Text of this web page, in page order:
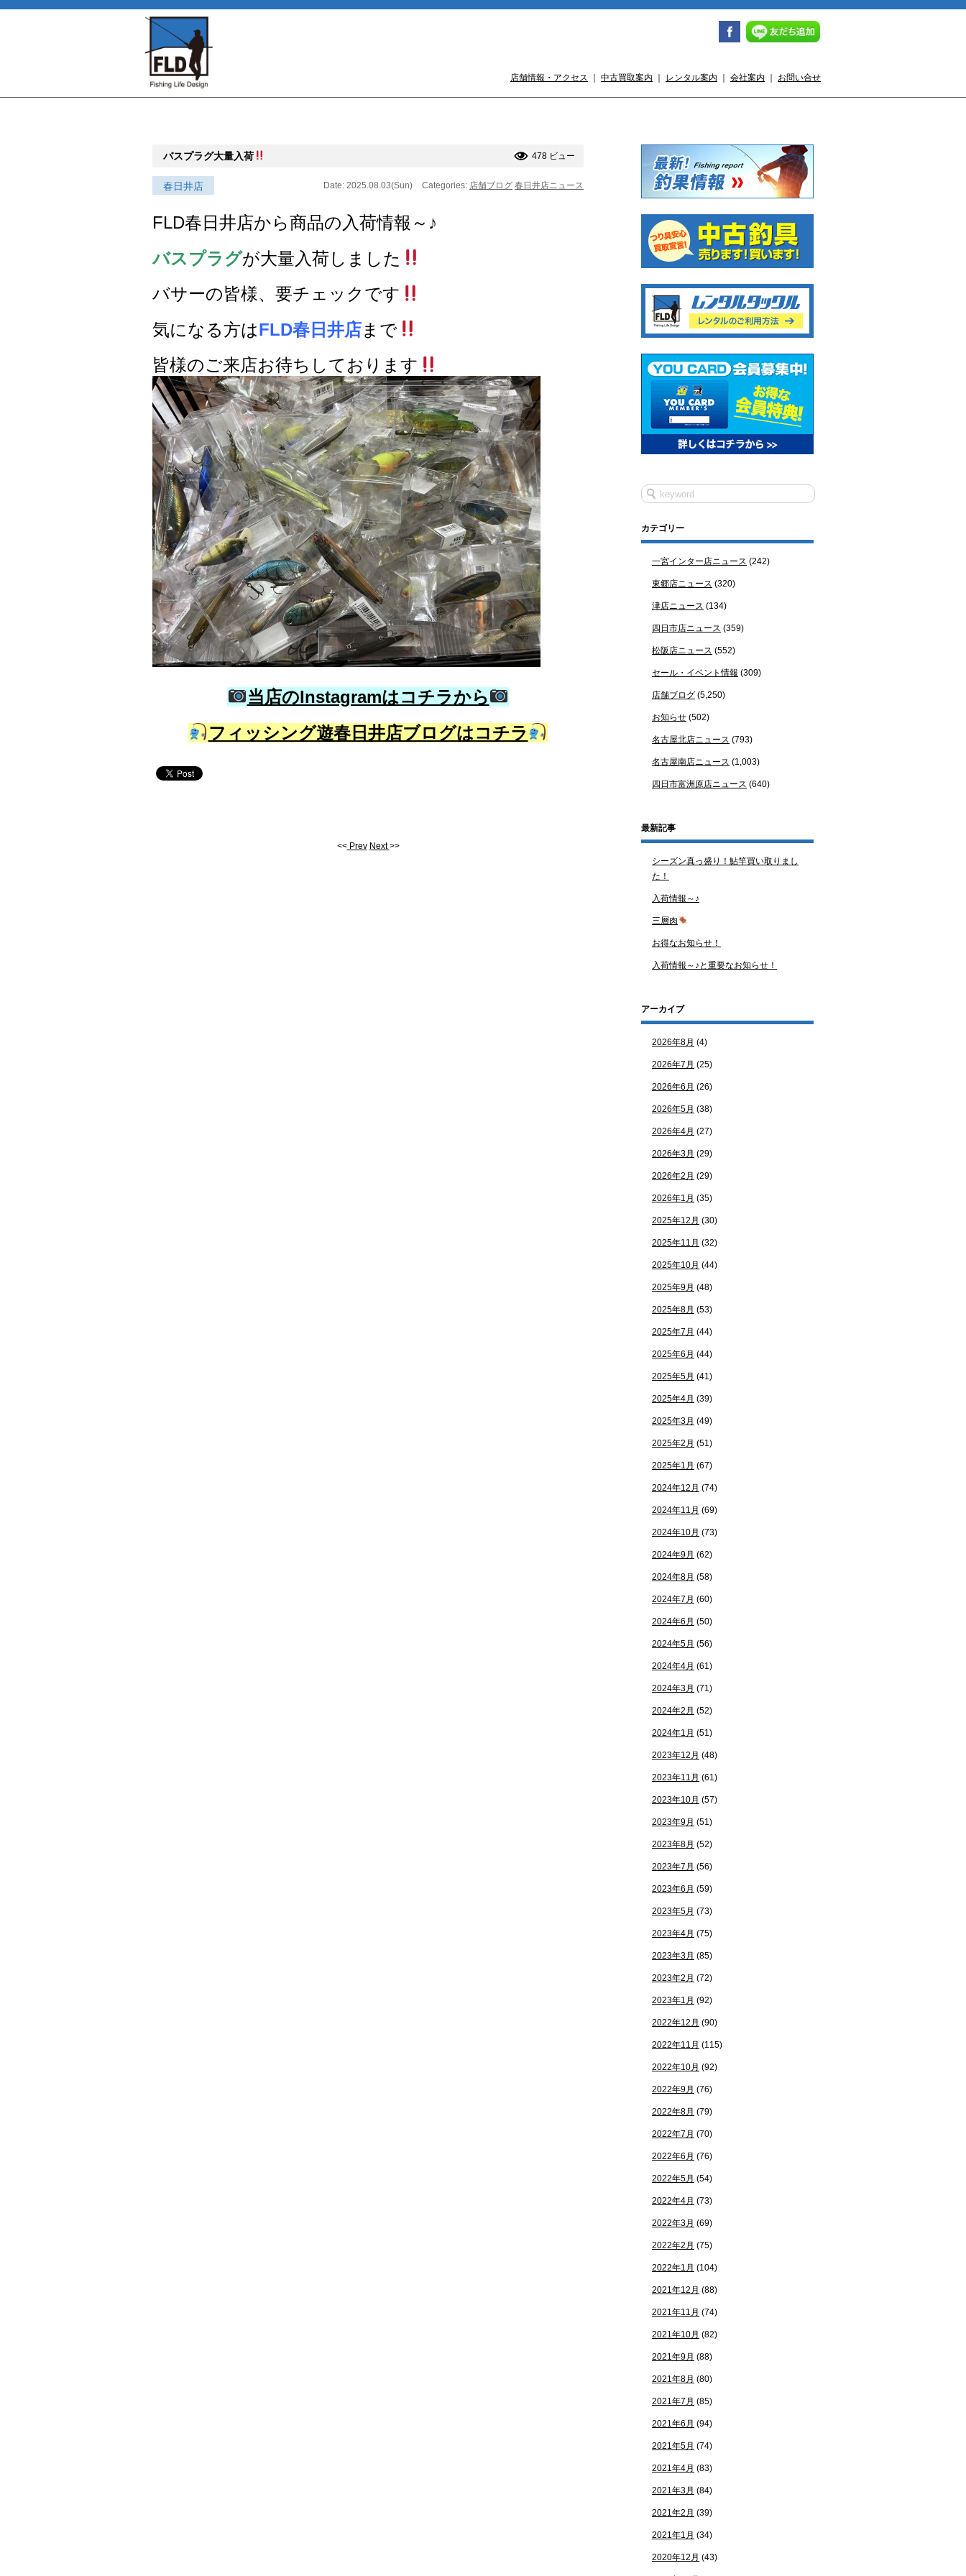
店舗情報・アクセス 中古買取案内 レンタル案内 会社案内 お問い合せ
バスプラグ大量入荷 478 ビュー
春日井店 Date: 2025.08.03(Sun) Categories: 店舗ブログ 春日井店ニュース
FLD春日井店から商品の入荷情報～♪
バスプラグが大量入荷しました
バサーの皆様、要チェックです
気になる方はFLD春日井店まで
皆様のご来店お待ちしております
当店のInstagramはコチラから
フィッシング遊春日井店ブログはコチラ
<<Prev Next>>
カテゴリー
一宮インター店ニュース (242)
東郷店ニュース (320)
津店ニュース (134)
四日市店ニュース (359)
松阪店ニュース (552)
セール・イベント情報 (309)
店舗ブログ (5,250)
お知らせ (502)
名古屋北店ニュース (793)
名古屋南店ニュース (1,003)
四日市富洲原店ニュース (640)
最新記事
シーズン真っ盛り！鮎竿買い取りまし
た！
入荷情報～♪
三層肉
お得なお知らせ！
入荷情報～♪と重要なお知らせ！
アーカイブ
2026年8月 (4)
2026年7月 (25)
2026年6月 (26)
2026年5月 (38)
2026年4月 (27)
2026年3月 (29)
2026年2月 (29)
2026年1月 (35)
2025年12月 (30)
2025年11月 (32)
2025年10月 (44)
2025年9月 (48)
2025年8月 (53)
2025年7月 (44)
2025年6月 (44)
2025年5月 (41)
2025年4月 (39)
2025年3月 (49)
2025年2月 (51)
2025年1月 (67)
2024年12月 (74)
2024年11月 (69)
2024年10月 (73)
2024年9月 (62)
2024年8月 (58)
2024年7月 (60)
2024年6月 (50)
2024年5月 (56)
2024年4月 (61)
2024年3月 (71)
2024年2月 (52)
2024年1月 (51)
2023年12月 (48)
2023年11月 (61)
2023年10月 (57)
2023年9月 (51)
2023年8月 (52)
2023年7月 (56)
2023年6月 (59)
2023年5月 (73)
2023年4月 (75)
2023年3月 (85)
2023年2月 (72)
2023年1月 (92)
2022年12月 (90)
2022年11月 (115)
2022年10月 (92)
2022年9月 (76)
2022年8月 (79)
2022年7月 (70)
2022年6月 (76)
2022年5月 (54)
2022年4月 (73)
2022年3月 (69)
2022年2月 (75)
2022年1月 (104)
2021年12月 (88)
2021年11月 (74)
2021年10月 (82)
2021年9月 (88)
2021年8月 (80)
2021年7月 (85)
2021年6月 (94)
2021年5月 (74)
2021年4月 (83)
2021年3月 (84)
2021年2月 (39)
2021年1月 (34)
2020年12月 (43)